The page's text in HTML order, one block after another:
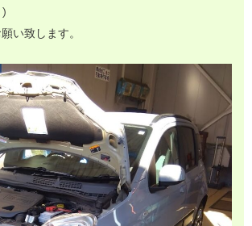
い致します。